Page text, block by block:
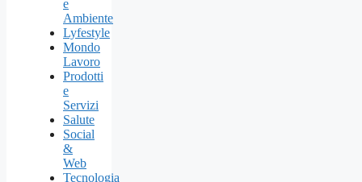
e
Ambiente
Lyfestyle
Mondo
Lavoro
Prodotti
e
Servizi
Salute
Social
&
Web
Tecnologia